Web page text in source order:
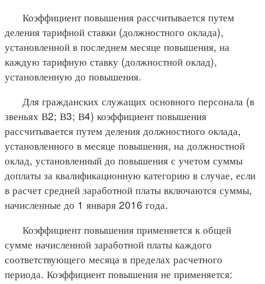
Коэффициент повышения рассчитывается путем
деления тарифной ставки (должностного оклада),
установленной в последнем месяце повышения, на
каждую тарифную ставку (должностной оклад),
установленную до повышения.
Для гражданских служащих основного персонала (в
звеньях В2; В3; В4) коэффициент повышения
рассчитывается путем деления должностного оклада,
установленного в месяце повышения, на должностной
оклад, установленный до повышения с учетом суммы
доплаты за квалификационную категорию в случае, если
в расчет средней заработной платы включаются суммы,
начисленные до 1 января 2016 года.
Коэффициент повышения применяется к общей
сумме начисленной заработной платы каждого
соответствующего месяца в пределах расчетного
периода. Коэффициент повышения не применяется: